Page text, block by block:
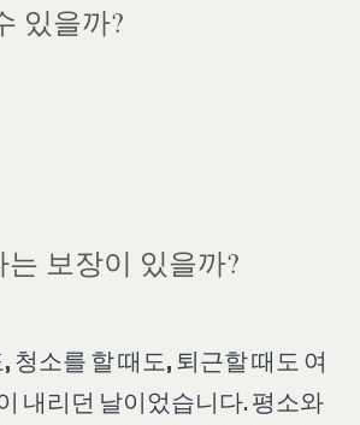
있을까?
보장이 있을까?
소를 할 때도, 퇴근할 때도 여
내리던 날이었습니다. 평소와